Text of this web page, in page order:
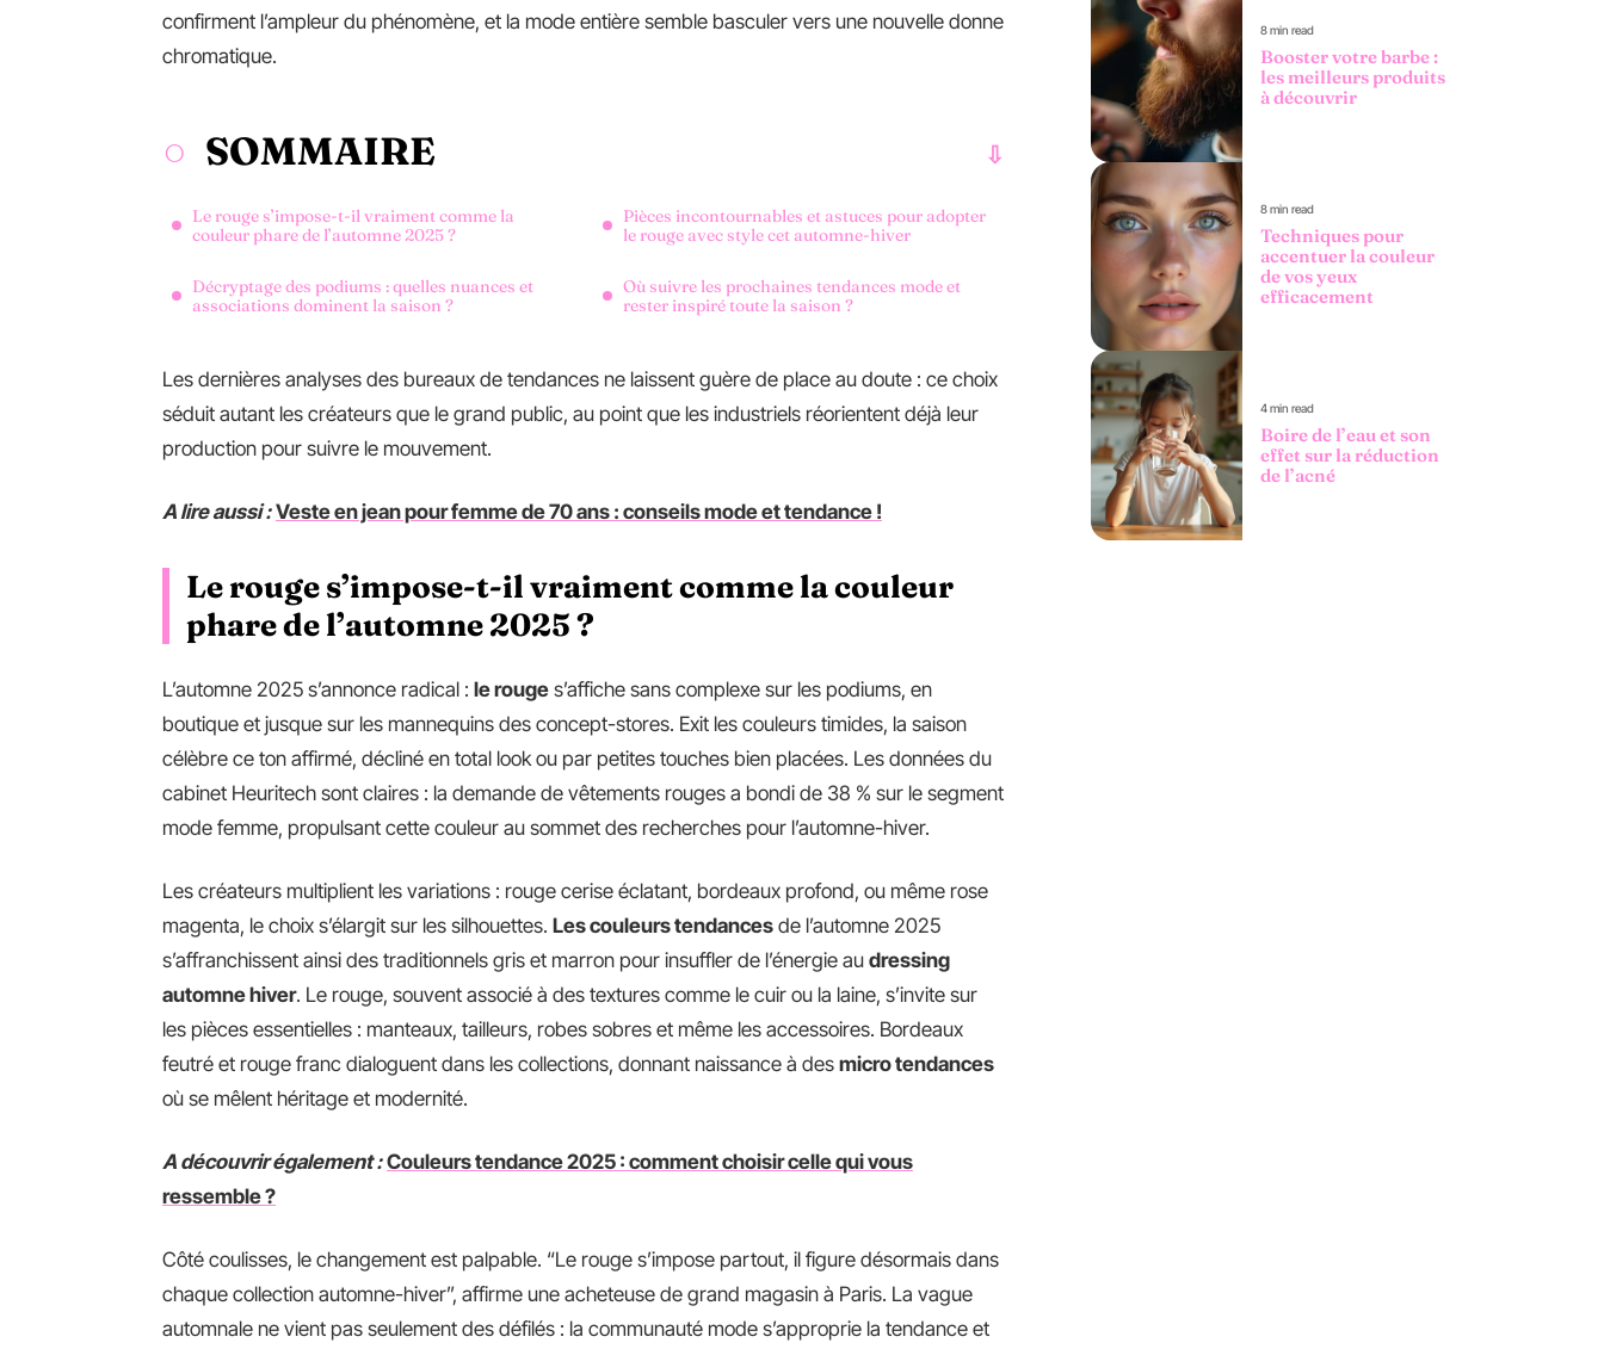
confirment l’ampleur du phénomène, et la mode entière semble basculer vers une nouvelle donne
chromatique.
SOMMAIRE
Le rouge s’impose-t-il vraiment comme la
couleur phare de l’automne 2025 ?
Décryptage des podiums : quelles nuances et
associations dominent la saison ?
Pièces incontournables et astuces pour adopter
le rouge avec style cet automne-hiver
Où suivre les prochaines tendances mode et
rester inspiré toute la saison ?
Les dernières analyses des bureaux de tendances ne laissent guère de place au doute : ce choix
séduit autant les créateurs que le grand public, au point que les industriels réorientent déjà leur
production pour suivre le mouvement.
A lire aussi : Veste en jean pour femme de 70 ans : conseils mode et tendance !
Le rouge s’impose-t-il vraiment comme la couleur
phare de l’automne 2025 ?
L’automne 2025 s’annonce radical : le rouge s’affiche sans complexe sur les podiums, en
boutique et jusque sur les mannequins des concept-stores. Exit les couleurs timides, la saison
célèbre ce ton affirmé, décliné en total look ou par petites touches bien placées. Les données du
cabinet Heuritech sont claires : la demande de vêtements rouges a bondi de 38 % sur le segment
mode femme, propulsant cette couleur au sommet des recherches pour l’automne-hiver.
Les créateurs multiplient les variations : rouge cerise éclatant, bordeaux profond, ou même rose
magenta, le choix s’élargit sur les silhouettes. Les couleurs tendances de l’automne 2025
s’affranchissent ainsi des traditionnels gris et marron pour insuffler de l’énergie au dressing
automne hiver. Le rouge, souvent associé à des textures comme le cuir ou la laine, s’invite sur
les pièces essentielles : manteaux, tailleurs, robes sobres et même les accessoires. Bordeaux
feutré et rouge franc dialoguent dans les collections, donnant naissance à des micro tendances
où se mêlent héritage et modernité.
A découvrir également : Couleurs tendance 2025 : comment choisir celle qui vous
ressemble ?
Côté coulisses, le changement est palpable. “Le rouge s’impose partout, il figure désormais dans
chaque collection automne-hiver”, affirme une acheteuse de grand magasin à Paris. La vague
automnale ne vient pas seulement des défilés : la communauté mode s’approprie la tendance et
8 min read
Booster votre barbe :
les meilleurs produits
à découvrir
8 min read
Techniques pour
accentuer la couleur
de vos yeux
efficacement
4 min read
Boire de l’eau et son
effet sur la réduction
de l’acné